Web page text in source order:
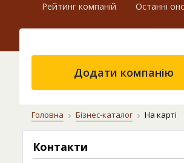
Рейтинг компаній Останні
Додати компанію
Головна Бізнес-каталог На карті
Контакти